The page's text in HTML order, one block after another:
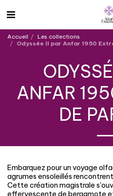
Accueil
Les collections
Odyssée II par Anfar 1950
ANFAR
DE
Embarquez pour un voyage
agrumes ensoleillés
Cette création magistrale
effervescente de bergamote